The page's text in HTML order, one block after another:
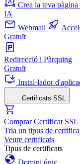
Crea la teva
IA
Webmail
Gratuït
Redirecció i Pàrquing
Gratuït
Instal·lador
Certificats SSL
Comprar Certificat SSL
Tria un tipus de
Veure certificats
Tipus de certificats
Domini únic